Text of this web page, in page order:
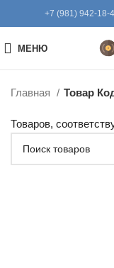
+7 (981) 942-18-
МЕНЮ
Главная Товар
Товаров,